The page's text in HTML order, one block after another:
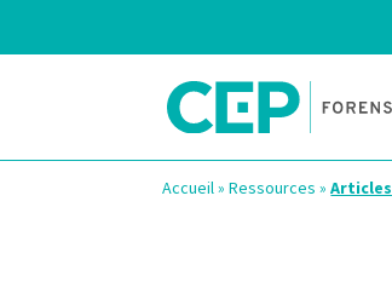
Accueil»Ressources »Articles